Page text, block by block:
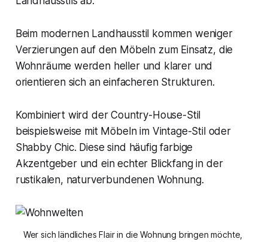
Beim modernen Landhausstil kommen weniger
Verzierungen auf den Möbeln zum Einsatz, die
Wohnräume werden heller und klarer und
orientieren sich an einfacheren Strukturen.
Kombiniert wird der Country-House-Stil
beispielsweise mit Möbeln im Vintage-Stil oder
Shabby Chic. Diese sind häufig farbige
Akzentgeber und ein echter Blickfang in der
rustikalen, naturverbundenen Wohnung.
Wer sich ländliches Flair in die Wohnung bringen möchte,